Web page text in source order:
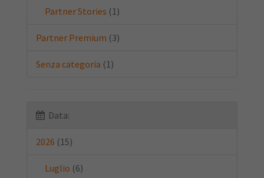
Partner Stories (1)
Partner Premium (3)
Senza categoria (1)
Data:
2026 (15)
Luglio (6)